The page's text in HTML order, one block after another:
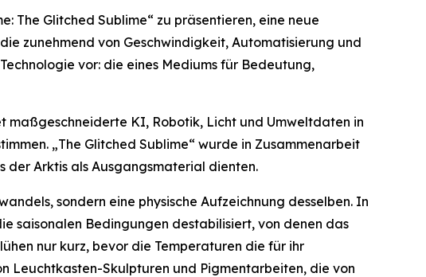
The Glitched Sublime“ zu präsentieren, eine neue
zunehmend von Geschwindigkeit, Automatisierung und
vor: die eines Mediums für Bedeutung,
maßgeschneiderte KI, Robotik, Licht und Umweltdaten in
„The Glitched Sublime“ wurde in Zusammenarbeit
Arktis als Ausgangsmaterial dienten.
sondern eine physische Aufzeichnung desselben. In
saisonalen Bedingungen destabilisiert, von denen das
nur kurz, bevor die Temperaturen die für ihr
Leuchtkasten-Skulpturen und Pigmentarbeiten, die von